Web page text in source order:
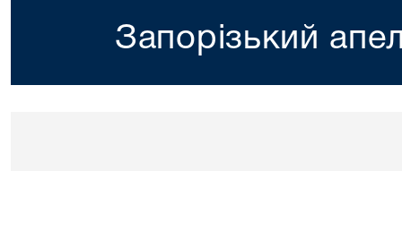
Запорізький